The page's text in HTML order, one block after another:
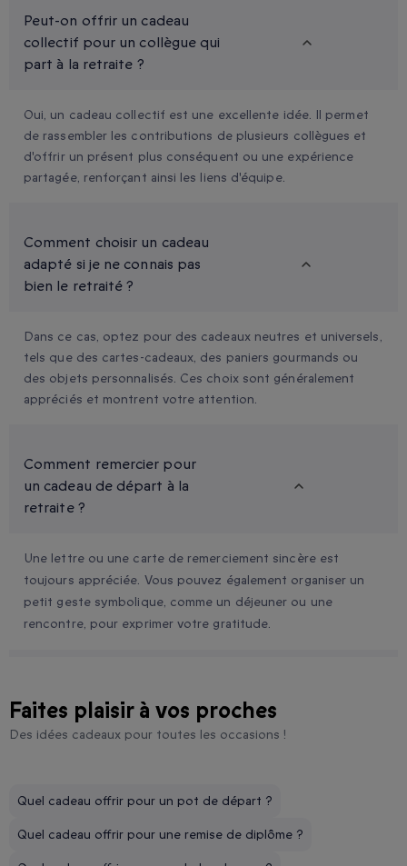
Peut-on offrir un cadeau
collectif pour un collègue qui
part à la retraite ?
Oui, un cadeau collectif est une excellente idée. Il permet
de rassembler les contributions de plusieurs collègues et
d'offrir un présent plus conséquent ou une expérience
partagée, renforçant ainsi les liens d'équipe.
Comment choisir un cadeau
adapté si je ne connais pas
bien le retraité ?
Dans ce cas, optez pour des cadeaux neutres et universels,
tels que des cartes-cadeaux, des paniers gourmands ou
des objets personnalisés. Ces choix sont généralement
appréciés et montrent votre attention.
Comment remercier pour
un cadeau de départ à la
retraite ?
Une lettre ou une carte de remerciement sincère est
toujours appréciée. Vous pouvez également organiser un
petit geste symbolique, comme un déjeuner ou une
rencontre, pour exprimer votre gratitude.
Faites plaisir à vos proches
Des idées cadeaux pour toutes les occasions !
Quel cadeau offrir pour un pot de départ ?
Quel cadeau offrir pour une remise de diplôme ?